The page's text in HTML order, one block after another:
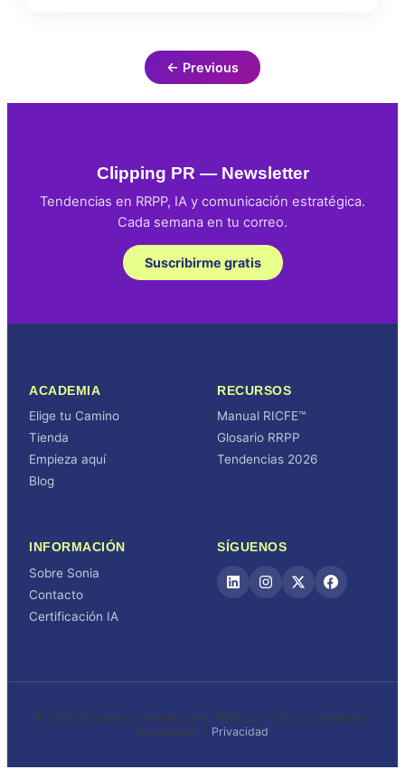
← Previous
Clipping PR — Newsletter
Tendencias en RRPP, IA y comunicación estratégica.
Cada semana en tu correo.
Suscribirme gratis
ACADEMIA
Elige tu Camino
Tienda
Empieza aquí
Blog
RECURSOS
Manual RICFE™
Glosario RRPP
Tendencias 2026
INFORMACIÓN
Sobre Sonia
Contacto
Certificación IA
SÍGUENOS
© 2026 Academia de Relaciones Públicas. Todos los derechos
reservados. | Privacidad